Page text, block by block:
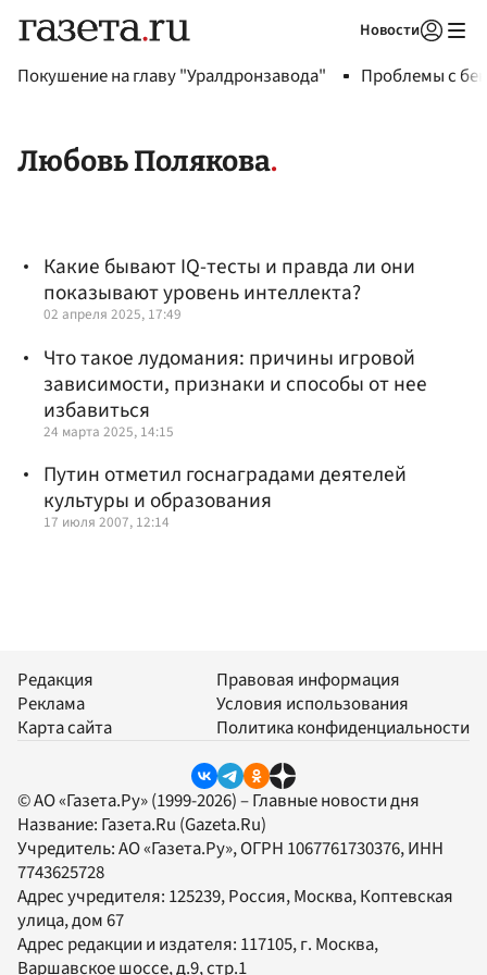
Новости
Покушение на главу "Уралдронзавода" Проблемы с
Любовь Полякова
Какие бывают IQ-тесты и правда ли они
показывают уровень интеллекта?
02 апреля 2025, 17:49
Что такое лудомания: причины игровой
зависимости, признаки и способы от нее
избавиться
24 марта 2025, 14:15
Путин отметил госнаградами деятелей
культуры и образования
17 июля 2007, 12:14
Редакция
Реклама
Карта сайта
Правовая информация
Условия использования
Политика конфиденциальности
© АО «Газета.Ру» (1999-2026) – Главные новости дня
Название: Газета.Ru (Gazeta.Ru)
Учредитель:АО «Газета.Ру», ОГРН 1067761730376, ИНН
7743625728
Адрес учредителя: 125239, Россия, Москва, Коптевская
улица, дом 67
Адрес редакции и издателя: 117105, г. Москва,
Варшавское шоссе, д.9, стр.1